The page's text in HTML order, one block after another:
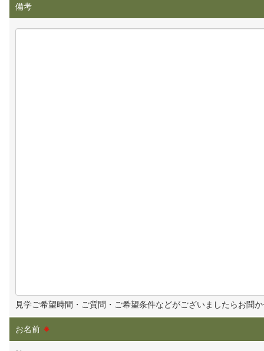
備考
見学ご希望時間・ご質問・ご希望条件などがございましたらお聞
お名前 ※